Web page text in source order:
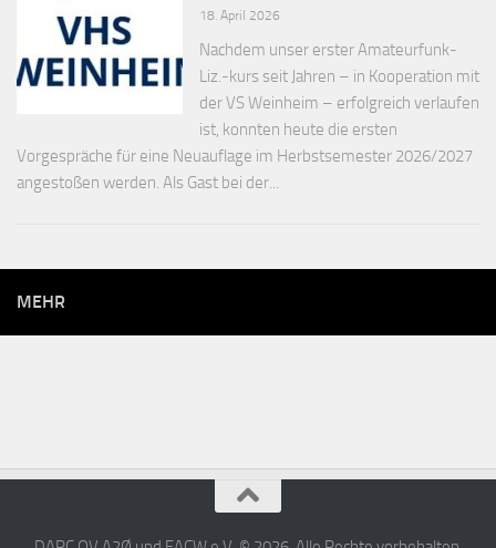
18. April 2026
Nachdem unser erster Amateurfunk-
Liz.-kurs seit Jahren – in Kooperation mit
der VS Weinheim – erfolgreich verlaufen
ist, konnten heute die ersten
Vorgespräche für eine Neuauflage im Herbstsemester 2026/2027
angestoßen werden. Als Gast bei der...
MEHR